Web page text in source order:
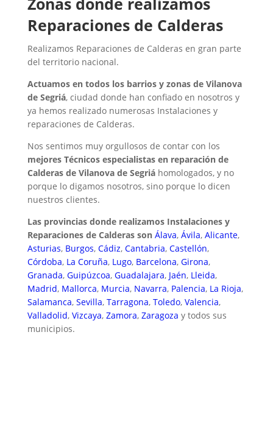
Reparaciones de Calderas
Realizamos Reparaciones de Calderas en gran parte
del territorio nacional.
Actuamos en todos los barrios y zonas de Vilanova
de Segriá, ciudad donde han confiado en nosotros y
ya hemos realizado numerosas Instalaciones y
reparaciones de Calderas.
Nos sentimos muy orgullosos de contar con los
mejores Técnicos especialistas en reparación de
Calderas de Vilanova de Segriáhomologados, y no
porque lo digamos nosotros, sino porque lo dicen
nuestros clientes.
Las provincias donde realizamos Instalaciones y
Reparaciones de Calderas son Álava, Ávila, Alicante,
Asturias, Burgos, Cádiz, Cantabria, Castellón,
Córdoba, La Coruña, Lugo, Barcelona, Girona,
Granada, Guipúzcoa, Guadalajara, Jaén, Lleida,
Madrid, Mallorca, Murcia, Navarra, Palencia, La Rioja,
Salamanca, Sevilla, Tarragona, Toledo, Valencia,
Valladolid, Vizcaya, Zamora, Zaragoza y todos sus
municipios.